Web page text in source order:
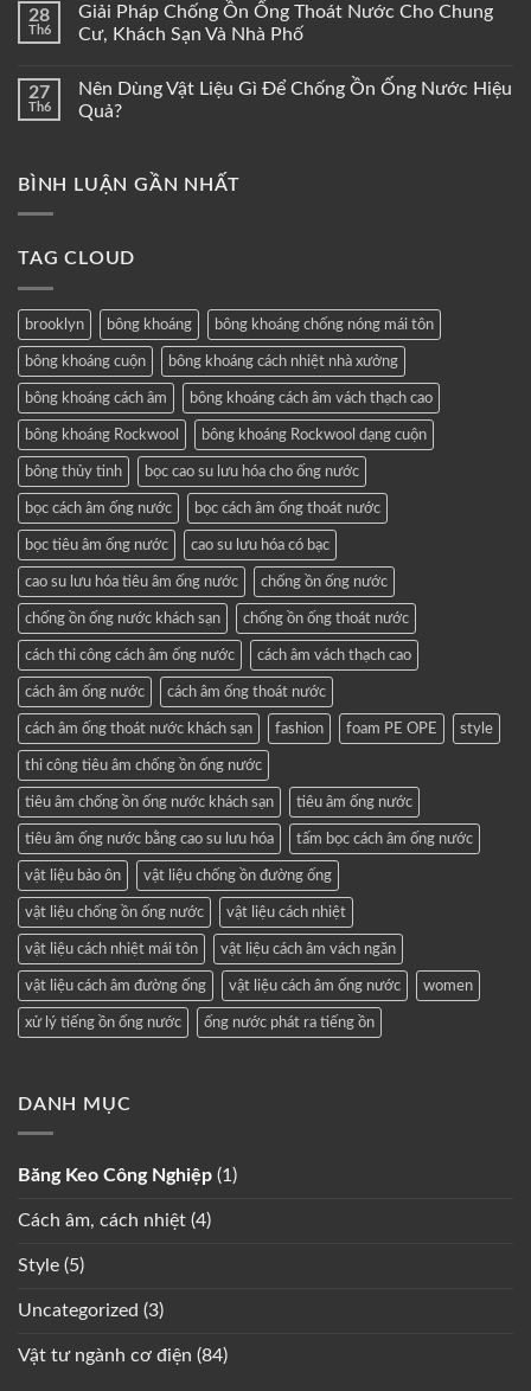
28
Th6
Giải Pháp Chống Ồn Ống Thoát Nước Cho Chung
Cư, Khách Sạn Và Nhà Phố
27
Th6
Nên Dùng Vật Liệu Gì Để Chống Ồn Ống Nước Hiệu
Quả?
BÌNH LUẬN GẦN NHẤT
TAG CLOUD
brooklyn bông khoáng bông khoáng chống nóng mái tôn
bông khoáng cuộn bông khoáng cách nhiệt nhà xưởng
bông khoáng cách âm bông khoáng cách âm vách thạch cao
bông khoáng Rockwool bông khoáng Rockwool dạng cuộn
bông thủy tinh bọc cao su lưu hóa cho ống nước
bọc cách âm ống nước bọc cách âm ống thoát nước
bọc tiêu âm ống nước cao su lưu hóa có bạc
cao su lưu hóa tiêu âm ống nước chống ồn ống nước
chống ồn ống nước khách sạn chống ồn ống thoát nước
cách thi công cách âm ống nước cách âm vách thạch cao
cách âm ống nước cách âm ống thoát nước
cách âm ống thoát nước khách sạn fashion foam PE OPE style
thi công tiêu âm chống ồn ống nước
tiêu âm chống ồn ống nước khách sạn tiêu âm ống nước
tiêu âm ống nước bằng cao su lưu hóa tấm bọc cách âm ống nước
vật liệu bảo ôn vật liệu chống ồn đường ống
vật liệu chống ồn ống nước vật liệu cách nhiệt
vật liệu cách nhiệt mái tôn vật liệu cách âm vách ngăn
vật liệu cách âm đường ống vật liệu cách âm ống nước women
xử lý tiếng ồn ống nước ống nước phát ra tiếng ồn
DANH MỤC
Băng Keo Công Nghiệp (1)
Cách âm, cách nhiệt (4)
Style (5)
Uncategorized (3)
Vật tư ngành cơ điện (84)